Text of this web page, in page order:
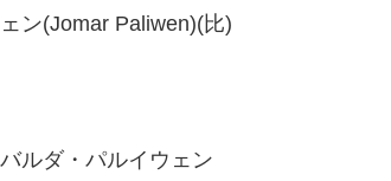
ン(Jomar Paliwen)(比)
ルダ・パルイウェン